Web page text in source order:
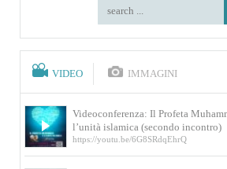
VIDEO IMMAGINI
Videoconferenza: Il Profeta
l’unità islamica (secondo incontro)
https://youtu.be/6G8SRdqEhrQ